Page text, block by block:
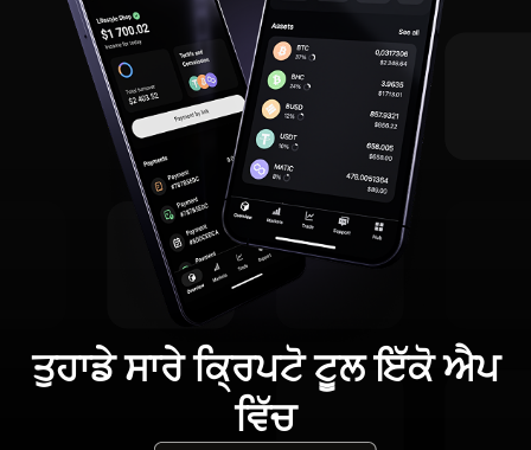
ਤੁਹਾਡੇ ਸਾਰੇ ਕ੍ਰਿਪਟੋ ਟੂਲ ਇੱਕੋ ਐਪ
ਵਿੱਚ